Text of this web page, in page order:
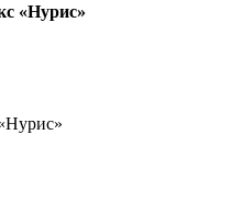
«Нурис»